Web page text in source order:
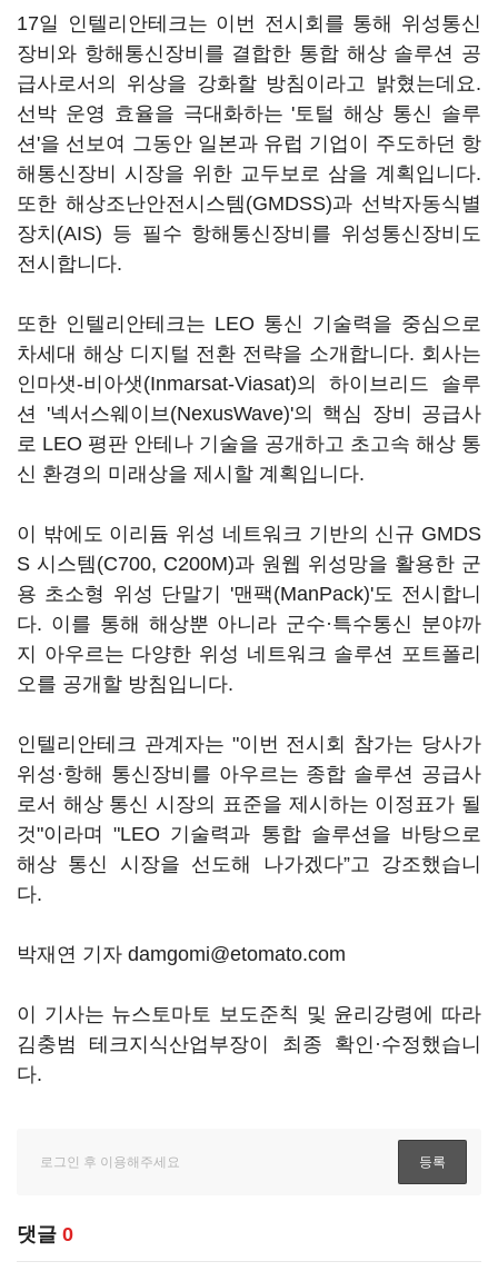
17일 인텔리안테크는 이번 전시회를 통해 위성통신
장비와 항해통신장비를 결합한 통합 해상 솔루션 공
급사로서의 위상을 강화할 방침이라고 밝혔는데요.
선박 운영 효율을 극대화하는 '토털 해상 통신 솔루
션'을 선보여 그동안 일본과 유럽 기업이 주도하던 항
해통신장비 시장을 위한 교두보로 삼을 계획입니다.
또한 해상조난안전시스템(GMDSS)과 선박자동식별
장치(AIS) 등 필수 항해통신장비를 위성통신장비도
전시합니다.
또한 인텔리안테크는 LEO 통신 기술력을 중심으로
차세대 해상 디지털 전환 전략을 소개합니다. 회사는
인마샛-비아샛(Inmarsat-Viasat)의 하이브리드 솔루
션 '넥서스웨이브(NexusWave)'의 핵심 장비 공급사
로 LEO 평판 안테나 기술을 공개하고 초고속 해상 통
신 환경의 미래상을 제시할 계획입니다.
이 밖에도 이리듐 위성 네트워크 기반의 신규 GMDS
S 시스템(C700, C200M)과 원웹 위성망을 활용한 군
용 초소형 위성 단말기 '맨팩(ManPack)'도 전시합니
다. 이를 통해 해상뿐 아니라 군수·특수통신 분야까
지 아우르는 다양한 위성 네트워크 솔루션 포트폴리
오를 공개할 방침입니다.
인텔리안테크 관계자는 "이번 전시회 참가는 당사가
위성·항해 통신장비를 아우르는 종합 솔루션 공급사
로서 해상 통신 시장의 표준을 제시하는 이정표가 될
것"이라며 "LEO 기술력과 통합 솔루션을 바탕으로
해상 통신 시장을 선도해 나가겠다”고 강조했습니
다.
박재연 기자 damgomi@etomato.com
이 기사는 뉴스토마토 보도준칙 및 윤리강령에 따라
김충범 테크지식산업부장이 최종 확인·수정했습니
다.
댓글 0